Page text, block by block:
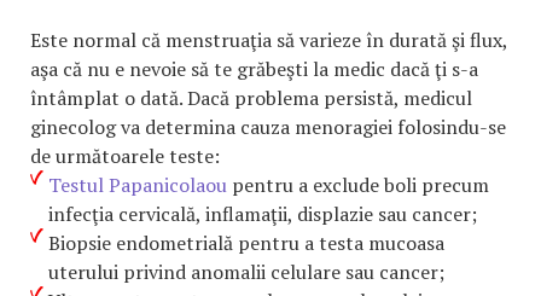
Este normal că menstruaţia să varieze în durată şi flux,
aşa că nu e nevoie să te grăbeşti la medic dacă ţi s-a
întâmplat o dată. Dacă problema persistă, medicul
ginecolog va determina cauza menoragiei folosindu-se
de următoarele teste:
Testul Papanicolaou pentru a exclude boli precum
infecţia cervicală, inflamaţii, displazie sau cancer;
Biopsie endometrială pentru a testa mucoasa
uterului privind anomalii celulare sau cancer;